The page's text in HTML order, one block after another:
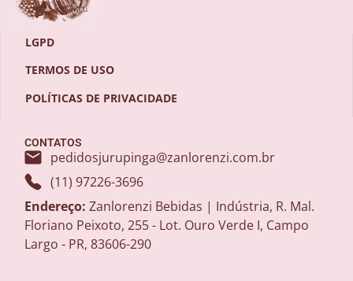
LGPD
TERMOS DE USO
POLÍTICAS DE PRIVACIDADE
CONTATOS
pedidosjurupinga@zanlorenzi.com.br
(11) 97226-3696
Endereço: Zanlorenzi Bebidas | Indústria, R. Mal.
Floriano Peixoto, 255 - Lot. Ouro Verde I, Campo
Largo - PR, 83606-290